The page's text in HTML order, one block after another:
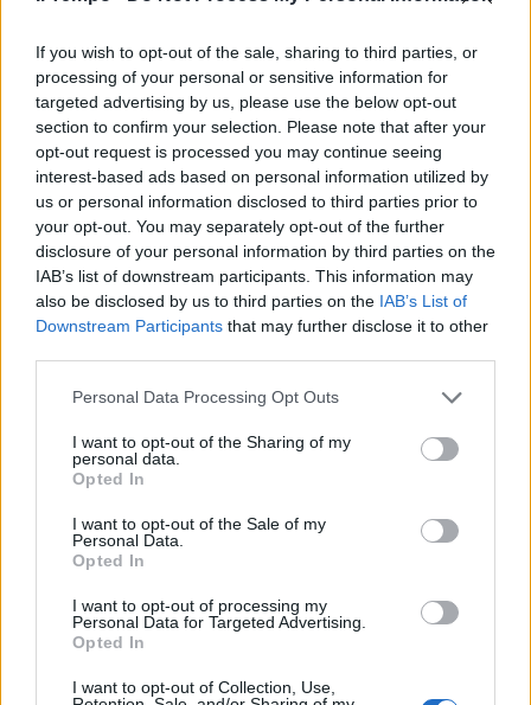
If you wish to opt-out of the sale, sharing to third parties, or
processing of your personal or sensitive information for
targeted advertising by us, please use the below opt-out
section to confirm your selection. Please note that after your
opt-out request is processed you may continue seeing
interest-based ads based on personal information utilized by
us or personal information disclosed to third parties prior to
your opt-out. You may separately opt-out of the further
disclosure of your personal information by third parties on the
IAB’s list of downstream participants. This information may
also be disclosed by us to third parties on the IAB’s List of
Downstream Participants that may further disclose it to other
Personal Data Processing Opt Outs
I want to opt-out of the Sharing of my
personal data.
Opted In
I want to opt-out of the Sale of my
Personal Data.
Opted In
I want to opt-out of processing my
Personal Data for Targeted Advertising.
Opted In
I want to opt-out of Collection, Use,